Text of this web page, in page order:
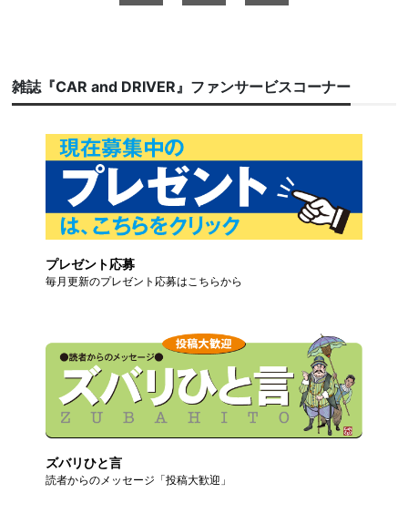
雑誌『CAR and DRIVER』ファンサービスコーナー
プレゼント応募
毎月更新のプレゼント応募はこちらから
ズバリひと言
読者からのメッセージ「投稿大歓迎」